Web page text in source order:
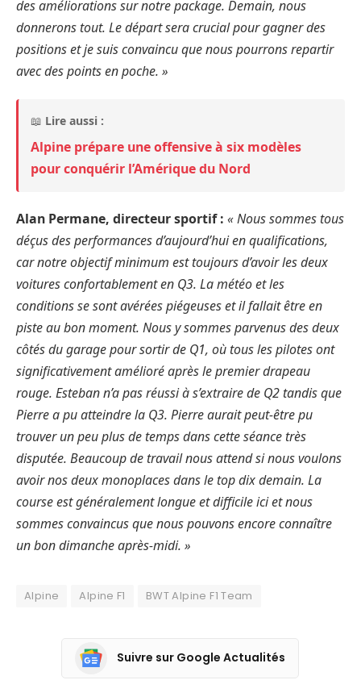
des améliorations sur notre package. Demain, nous
donnerons tout. Le départ sera crucial pour gagner des
positions et je suis convaincu que nous pourrons repartir
avec des points en poche. »
📖 Lire aussi :
Alpine prépare une offensive à six modèles
pour conquérir l’Amérique du Nord
Alan Permane, directeur sportif : « Nous sommes tous
déçus des performances d’aujourd’hui en qualifications,
car notre objectif minimum est toujours d’avoir les deux
voitures confortablement en Q3. La météo et les
conditions se sont avérées piégeuses et il fallait être en
piste au bon moment. Nous y sommes parvenus des deux
côtés du garage pour sortir de Q1, où tous les pilotes ont
significativement amélioré après le premier drapeau
rouge. Esteban n’a pas réussi à s’extraire de Q2 tandis que
Pierre a pu atteindre la Q3. Pierre aurait peut-être pu
trouver un peu plus de temps dans cette séance très
disputée. Beaucoup de travail nous attend si nous voulons
avoir nos deux monoplaces dans le top dix demain. La
course est généralement longue et difficile ici et nous
sommes convaincus que nous pouvons encore connaître
un bon dimanche après-midi. »
Alpine Alpine F1 BWT Alpine F1 Team
Suivre sur Google Actualités